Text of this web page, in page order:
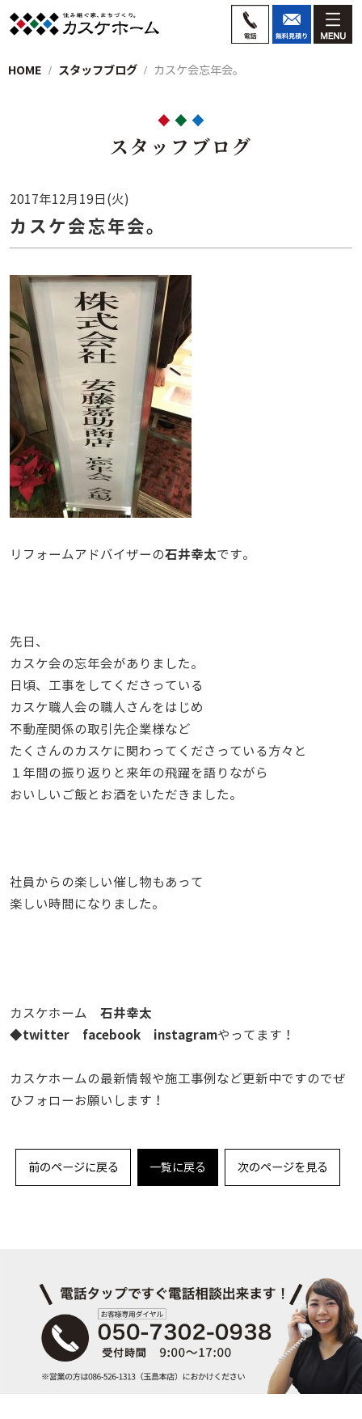
HOME スタッフブログ カスケ会忘年会。
スタッフブログ
2017年12月19日(火)
カスケ会忘年会。
リフォームアドバイザーの石井幸太です。
先日、
カスケ会の忘年会がありました。
日頃、工事をしてくださっている
カスケ職人会の職人さんをはじめ
不動産関係の取引先企業様など
たくさんのカスケに関わってくださっている方々と
１年間の振り返りと来年の飛躍を語りながら
おいしいご飯とお酒をいただきました。
社員からの楽しい催し物もあって
楽しい時間になりました。
カスケホーム 石井幸太
◆twitter facebook instagramやってます！
カスケホームの最新情報や施工事例など更新中ですのでぜ
ひフォローお願いします！
前のページに戻る 一覧に戻る 次のページを見る